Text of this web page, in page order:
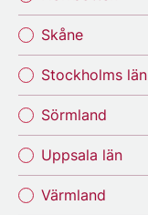
Skåne
Stockholms län
Sörmland
Uppsala län
Värmland